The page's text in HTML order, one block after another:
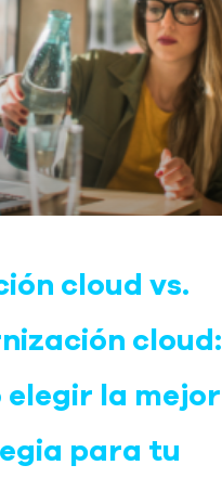
cloud vs.
cloud:
elegir la mejor
para tu